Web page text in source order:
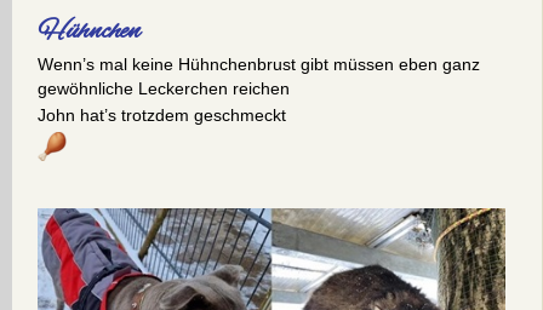
Hühnchen
Wenn’s mal keine Hühnchenbrust gibt müssen eben ganz
gewöhnliche Leckerchen reichen
John hat’s trotzdem geschmeckt